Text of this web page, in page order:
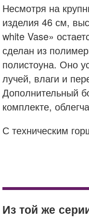
Несмотря на
изделия 46 см,
white Vase»
сделан из
полистоуна. Оно
лучей, влаги и
Дополнительный
комплекте,
С техническим
доставка
Fiberstone
Корзинка для
Из той же